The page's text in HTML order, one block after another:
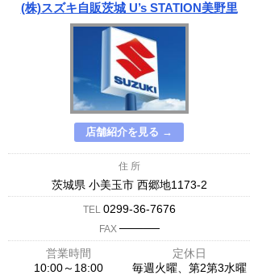
(株)スズキ自販茨城 U’s STATION美野里
店舗紹介を見る →
住 所
茨城県 小美玉市 西郷地1173-2
TEL 0299-36-7676
FAX ─────
営業時間
定休日
10:00～18:00
毎週火曜、第2第3水曜